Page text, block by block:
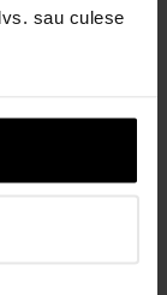
sau culese